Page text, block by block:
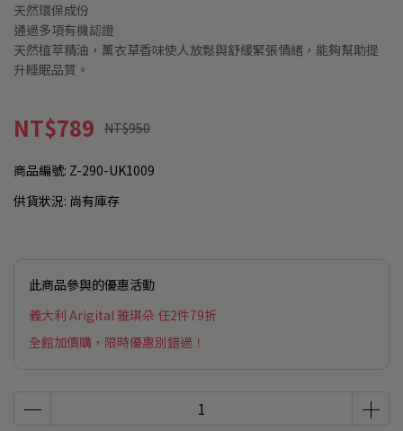
天然環保成份
通過多項有機認證
天然植萃精油，薰衣草香味使人放鬆與舒緩緊張情緒，能夠幫助提
升睡眠品質。
NT$789 NT$950
商品編號: Z-290-UK1009
供貨狀況: 尚有庫存
此商品參與的優惠活動
義大利 Arigital 雅琪朵 任2件79折
全館加價購，限時優惠別錯過！